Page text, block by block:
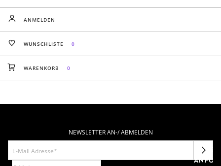
ANMELDEN
WUNSCHLISTE 0
WARENKORB 0
NEWSLETTER AN-/ ABMELDEN